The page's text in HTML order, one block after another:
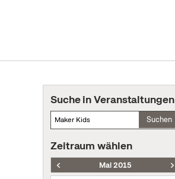
Suche in Veranstaltungen
Suchen
Zeitraum wählen
Mai 2015